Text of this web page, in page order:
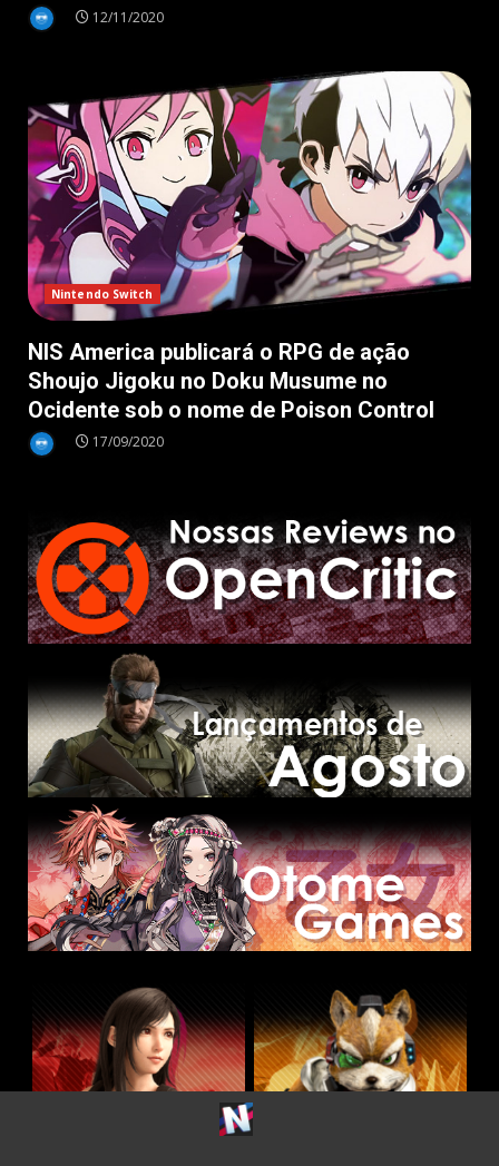
12/11/2020
Nintendo Switch
NIS America publicará o RPG de ação
Shoujo Jigoku no Doku Musume no
Ocidente sob o nome de Poison Control
17/09/2020